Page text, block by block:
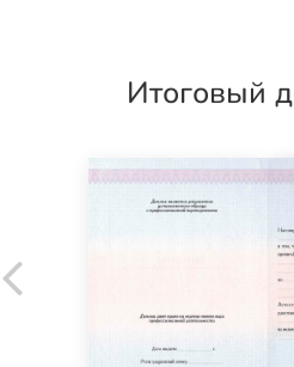
Итоговый